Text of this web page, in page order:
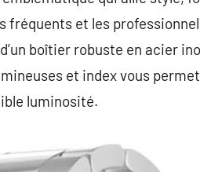
fréquents et les
boîtier robuste en acier
et index vous
luminosité.